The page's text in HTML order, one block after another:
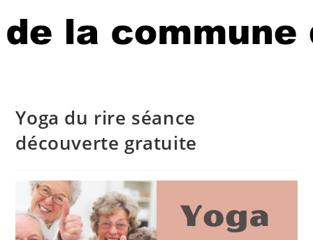
Yoga du rire séance
découverte gratuite